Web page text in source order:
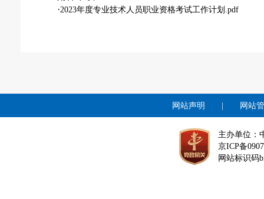
·2023年度专业技术人员职业资格考试工作计划.pdf
网站声明 网站
主办单位：
京ICP备
网站标识码